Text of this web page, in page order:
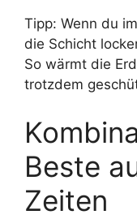
Tipp: Wenn du
die Schicht
So wärmt die
trotzdem
Beste
Zeiten